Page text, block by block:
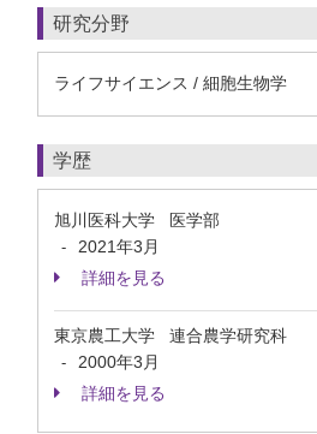
研究分野
ライフサイエンス / 細胞生物学
学歴
旭川医科大学 医学部
-
2021年3月
詳細を見る
東京農工大学 連合農学研究科
-
2000年3月
詳細を見る